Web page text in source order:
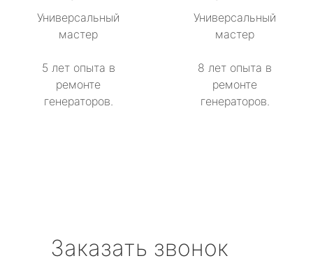
Универсальный
мастер
5 лет опыта в
ремонте
генераторов.
Универсальный
мастер
8 лет опыта в
ремонте
генераторов.
Заказать звонок